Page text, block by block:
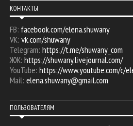
КОНТАКТЫ
FB: facebook.com/elena.shuwany
VK: vk.com/shuwany
Telegram: https://t.me/shuwany_com
ЖЖ: https://shuwany.livejournal.com/
YouTube: https://www.youtube.com/c/
Mail: elena.shuwany@gmail.com
ПОЛЬЗОВАТЕЛЯМ